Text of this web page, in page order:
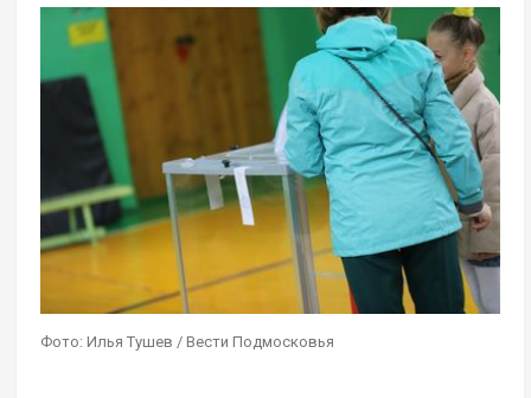
Фото: Илья Тушев / Вести Подмосковья